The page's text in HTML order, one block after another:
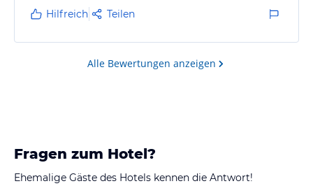
Hilfreich Teilen
Alle Bewertungen anzeigen
Fragen zum Hotel?
Ehemalige Gäste des Hotels kennen die Antwort!